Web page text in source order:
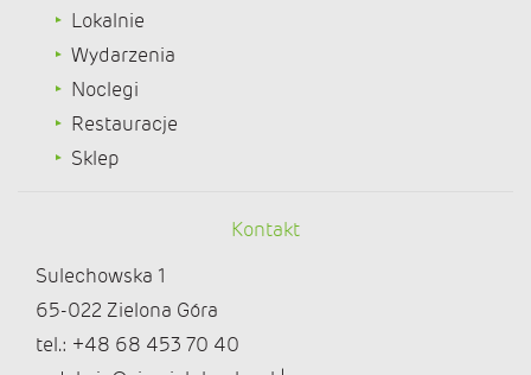
Lokalnie
Wydarzenia
Noclegi
Restauracje
Sklep
Kontakt
Sulechowska 1
65-022 Zielona Góra
tel.: +48 68 453 70 40